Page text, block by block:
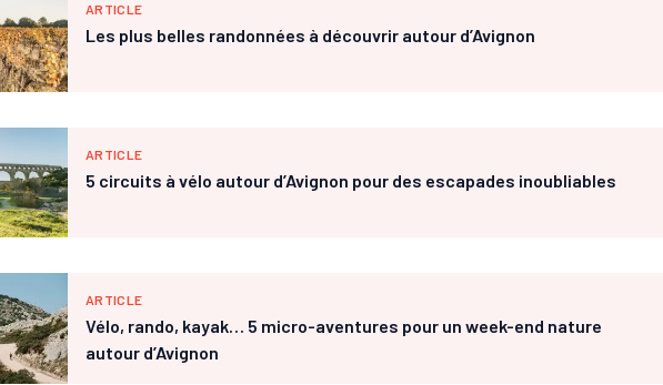
ARTICLE
Les plus belles randonnées à découvrir autour d’Avignon
ARTICLE
5 circuits à vélo autour d’Avignon pour des escapades inoubliables
ARTICLE
Vélo, rando, kayak… 5 micro-aventures pour un week-end nature
autour d’Avignon